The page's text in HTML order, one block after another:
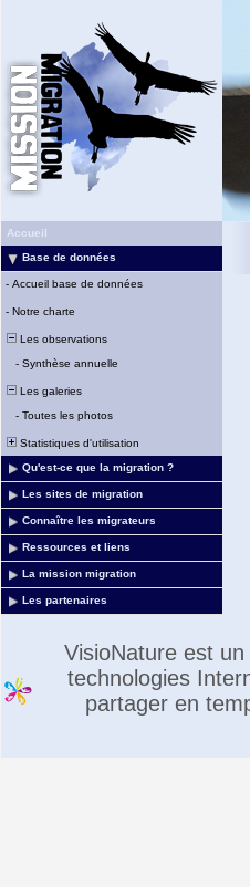
Accueil
Base de données
- Accueil base de données
- Notre charte
Les observations
- Synthèse annuelle
Les galeries
- Toutes les photos
Statistiques d'utilisation
Qu'est-ce que la migration ?
Les sites de migration
Connaître les migrateurs
Ressources et liens
La mission migration
Les partenaires
VisioNature est
technologies
partager en